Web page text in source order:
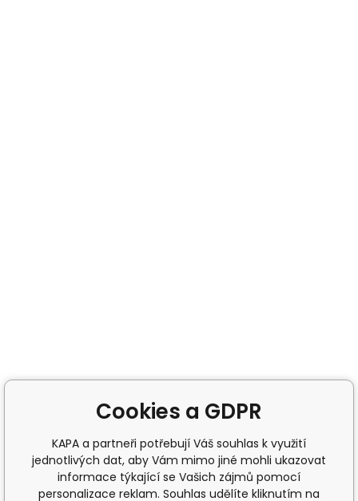
Cookies a GDPR
KAPA a partneři potřebují Váš souhlas k využití
jednotlivých dat, aby Vám mimo jiné mohli ukazovat
informace týkající se Vašich zájmů pomocí
personalizace reklam. Souhlas udělíte kliknutím na